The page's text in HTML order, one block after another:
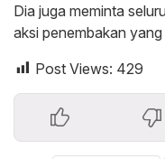
Dia juga meminta
aksi penembakan
Post Views: 429